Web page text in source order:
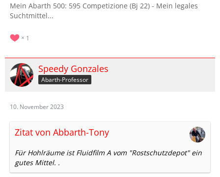
Mein Abarth 500: 595 Competizione (Bj 22) - ​Mein legales
Suchtmittel...
1
Speedy Gonzales
Abarth-Professor
10. November 2023
Zitat von Abbarth-Tony
Für Hohlräume ist Fluidfilm A vom "Rostschutzdepot" ein
gutes Mittel. .